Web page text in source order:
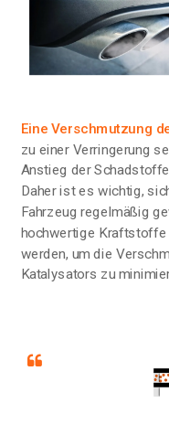
Eine Verschmutzung
zu einer Verringerung
Anstieg der
Daher ist es wichtig,
Fahrzeug regelmäßig
hochwertige Kraftstoffe
werden, um die
Katalysators zu